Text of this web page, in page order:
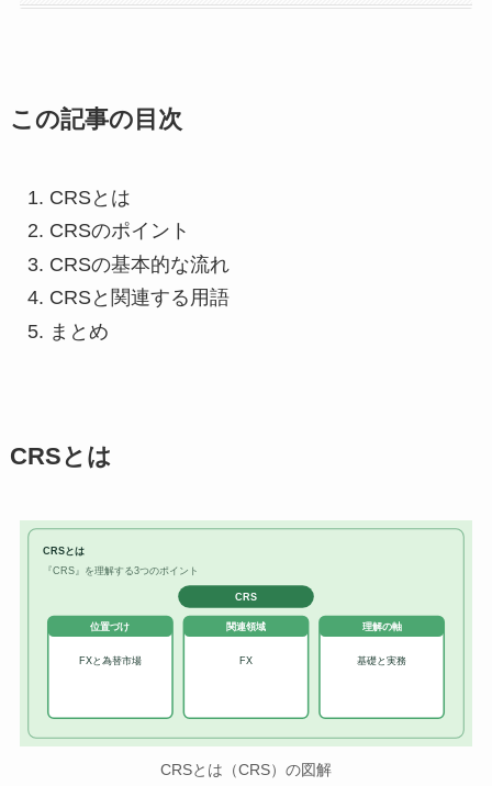
この記事の目次
CRSとは
CRSのポイント
CRSの基本的な流れ
CRSと関連する用語
まとめ
CRSとは
CRSとは
『CRS』を理解する3つのポイント
CRS
位置づけ
FXと為替市場
関連領域
FX
理解の軸
基礎と実務
CRSとは（CRS）の図解